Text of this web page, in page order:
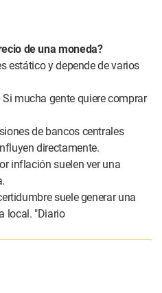
de una moneda?
estático y depende de varios
mucha gente quiere comprar
de bancos centrales
directamente.
inflación suelen ver una
suele generar una
local. "Diario